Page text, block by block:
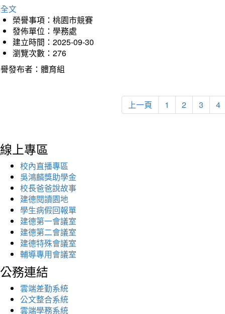
文
榮譽事項：桃園市競賽
發佈單位：學務處
建立時間：2025-09-30
瀏覽次數：276
發布者：體育組
上一頁 1 2 3 4
線上專區
校內直播專區
吳鴻麟獎助學金
校長爸爸說故事
建德閱讀園地
學生病假回報單
建德第一會議室
建德第二會議室
建德特殊會議室
輔導專用會議室
公務連結
雲端差勤系統
公文整合系統
雲端學務系統